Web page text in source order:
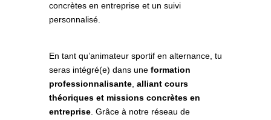
concrètes en entreprise et un suivi
personnalisé.
En tant qu’animateur sportif en alternance, tu
seras intégré(e) dans une formation
professionnalisante, alliant cours
théoriques et missions concrètes en
entreprise. Grâce à notre réseau de